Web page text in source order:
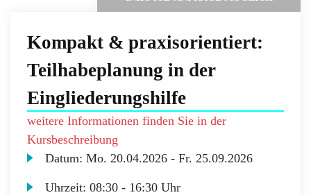
Kompakt & praxisorientiert:
Teilhabeplanung in der
Eingliederungshilfe
weitere Informationen finden Sie in der
Kursbeschreibung
Datum:Mo. 20.04.2026 -Fr. 25.09.2026
Uhrzeit:08:30 - 16:30 Uhr